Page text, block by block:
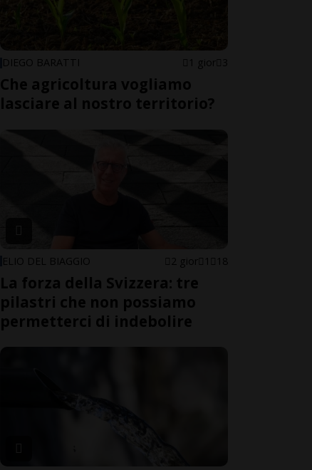
DIEGO BARATTI 1 gior 3
Che agricoltura vogliamo
lasciare al nostro territorio?
ELIO DEL BIAGGIO 2 gior 1 18
La forza della Svizzera: tre
pilastri che non possiamo
permetterci di indebolire